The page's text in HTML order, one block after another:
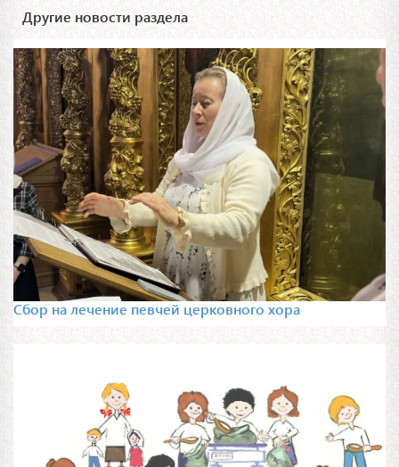
Другие новости раздела
Сбор на лечение певчей церковного хора